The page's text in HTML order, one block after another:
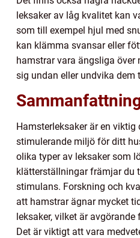
leksaker av låg kvalitet kan
som till exempel hjul med
kan klämma svansar eller
hamstrar vara ängsliga över
sig undan eller undvika dem
Hamsterleksaker är en viktig
stimulerande miljö för ditt
olika typer av leksaker som
klätterställningar främjar du
stimulans. Forskning och
att hamstrar ägnar mycket
leksaker, vilket är
Det är viktigt att vara